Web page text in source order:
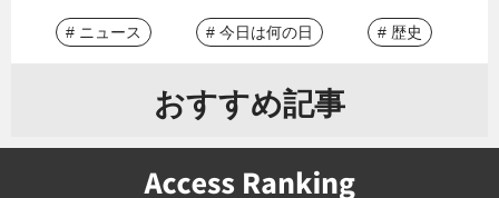
# ニュース # 今日は何の日 # 歴史
おすすめ記事